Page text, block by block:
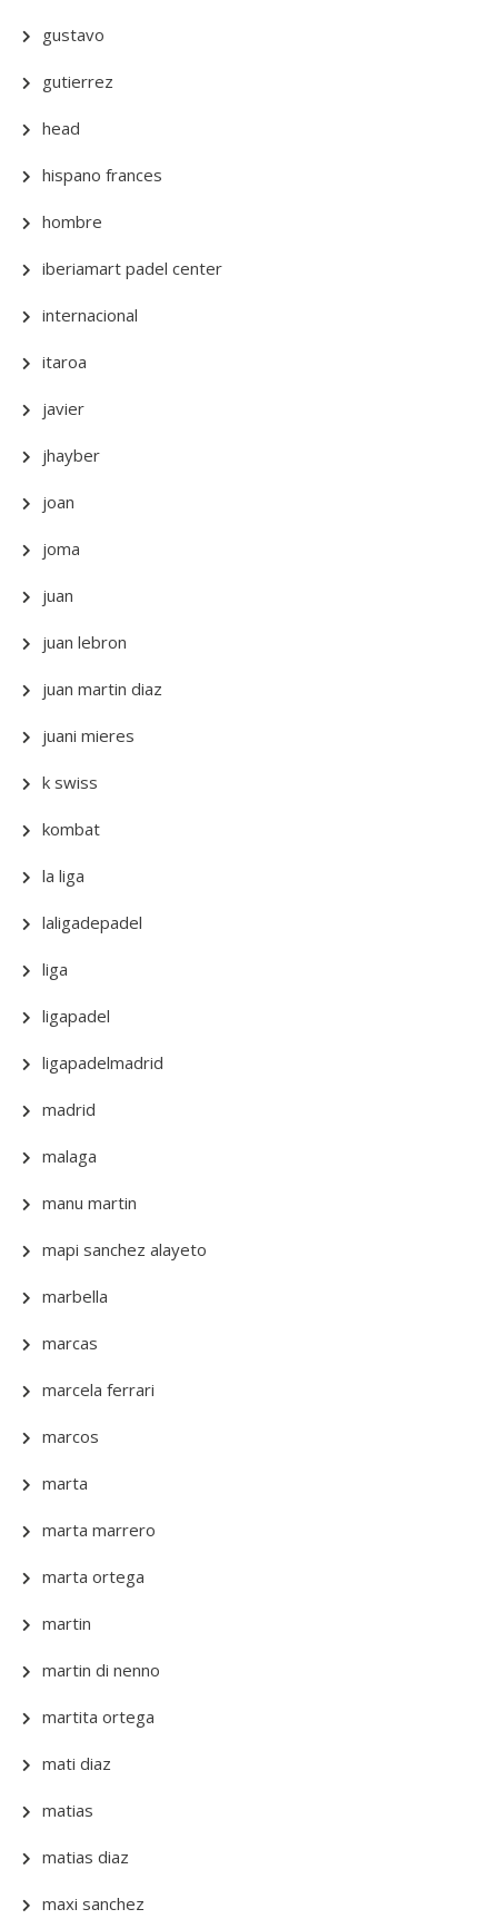
gustavo
gutierrez
head
hispano frances
hombre
iberiamart padel center
internacional
itaroa
javier
jhayber
joan
joma
juan
juan lebron
juan martin diaz
juani mieres
k swiss
kombat
la liga
laligadepadel
liga
ligapadel
ligapadelmadrid
madrid
malaga
manu martin
mapi sanchez alayeto
marbella
marcas
marcela ferrari
marcos
marta
marta marrero
marta ortega
martin
martin di nenno
martita ortega
mati diaz
matias
matias diaz
maxi sanchez